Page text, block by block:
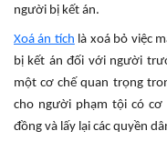
người bị kết án.
Xoá án tích là xoá bỏ việc
bị kết án đối với người
một cơ chế quan trọng
cho người phạm tội có cơ
đồng và lấy lại các quyền